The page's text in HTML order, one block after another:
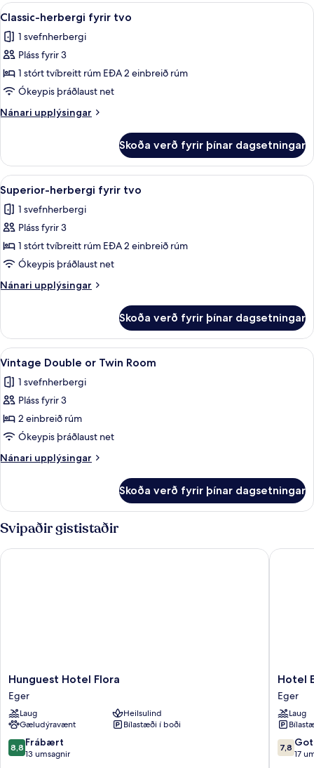
Skoða
allar
myndir
fyrir
Classic-
herbergi
fyrir
tvo
Classic-herbergi fyrir tvo | Míníbar,
1
Classic-herbergi fyrir tvo
1 svefnherbergi
Pláss fyrir 3
1 stórt tvíbreitt rúm EÐA 2 einbreið rúm
Ókeypis þráðlaust net
Nánari upplýsingar
Nánari
herbergi
fyrir
tvo
Skoða verð fyrir þínar dagsetningar
Skoða
allar
myndir
fyrir
Superior-
herbergi
fyrir
tvo
Superior-herbergi fyrir tvo |
1
Superior-herbergi fyrir tvo
1 svefnherbergi
Pláss fyrir 3
1 stórt tvíbreitt rúm EÐA 2 einbreið rúm
Ókeypis þráðlaust net
Nánari upplýsingar
Nánari
herbergi
fyrir
tvo
Skoða verð fyrir þínar dagsetningar
Skoða
allar
myndir
fyrir
Vintage
Double
or
Twin
Vintage
1
Vintage Double or Twin Room
1 svefnherbergi
Pláss fyrir 3
2 einbreið rúm
Ókeypis þráðlaust net
Nánari upplýsingar
Nánari
Double
Twin
Skoða verð fyrir þínar dagsetningar
Svipaðir gististaðir
Hunguest
Hotel
Flora
Eger
Hunguest Hotel Flora
Eger
Laug
Heilsulind
Gæludýravænt
Bílastæði í boði
8.8
af
8,8 Frábært
13 umsagnir
Hunguest Hotel Flora
Hotel
Eger
&
Park
Eger
Hotel
Eger
Laug
7.8
af
7,8
17
Hotel